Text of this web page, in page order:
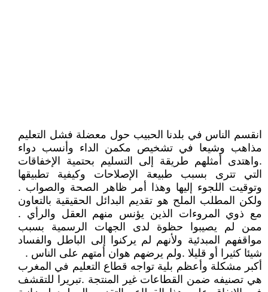
انقسم الناس في بلدنا الحبيب حول معضلة فشل التعليم
مذاهب وشيعا في تشخيص مكمن الداء وأنسب دواء
.واهتدى أمثلهم طريقة إلى التسليم بحتمية الإخفاقات
التي تترى بسبب طبيعة الإصلاحات وكيفية تطبيقها
وتوقيت اللجوء إليها وهذا أمر ظاهر الصحة والصواب .
ولكن المطلب الملح هو تقديم البدائل الحقيقية بالتعاون
مع ذوي المروءات الذين يؤنس منهم العقل والرأي .
ممن لم يصيبوا حظوة لدى الجهات الرسمية بسبب
مواقفهم المبدئية ولأنهم لم يركنوا إلى الباطل والفساد
شيئا كثيرا أو قليلا .ولم يرضهم هوان أمتهم على الناس .
أكبر مشكلة وأعظم بلية تواجه قطاع التعليم في المغرب
هي تصنيفه ضمن القطاعات غير المنتجة .تبريرا للتقشف